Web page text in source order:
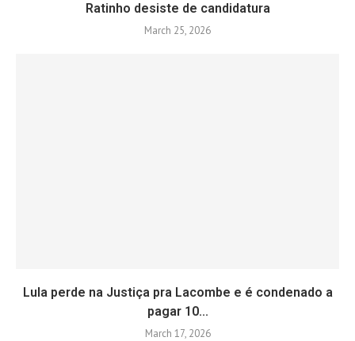
Ratinho desiste de candidatura
March 25, 2026
Lula perde na Justiça pra Lacombe e é condenado a
pagar 10...
March 17, 2026